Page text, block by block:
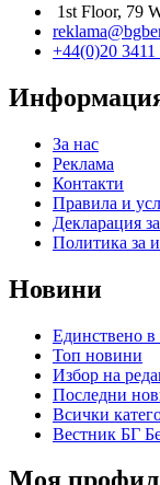
1st Floor, 79
+44(0)20 3411
За нас
Реклама
Контакти
Правила и
Декларация
Политика за
Новини
Единствено
Топ новини
Избор на
Последни
Всички
Вестник БГ